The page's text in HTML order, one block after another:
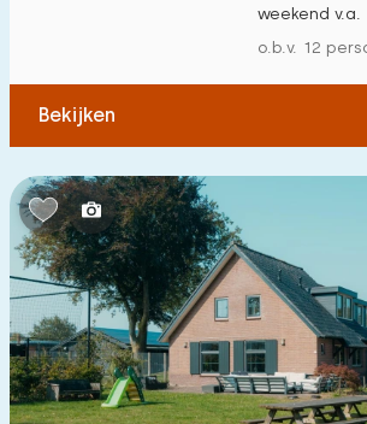
Kindvriendelijk
Kindermeubilair
Omheinde tuin
Speeltoestellen bij woning
Binnenzwembad
Buitenzwembad
Kinderanimatie
weekend v.a.
o.b.v. 12
Bekijken